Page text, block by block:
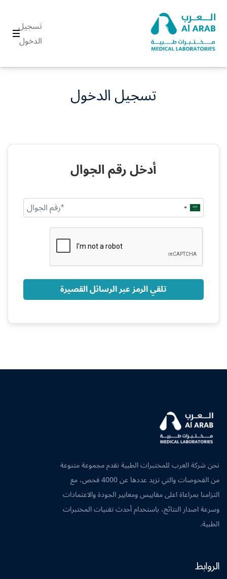
تسجيل
الدخول
تسجيل الدخول
أدخل رقم الجوال
Saudi
Arabia
تلقي الرمز عبر الرسائل القصيرة
نحن شركة العرب للمختبرات الطبية نقدم مجموعة متنوعة
من الفحوصات والتي تزيد عددها عن 4000 فحص، مع
التزامنا بمراعاة اعلى مقاييس ومعايير الجودة والاعتمادات
وسرعة اصدار النتائج، باستخدام أحدث تقنيات المختبرات
الطبية.
الروابط